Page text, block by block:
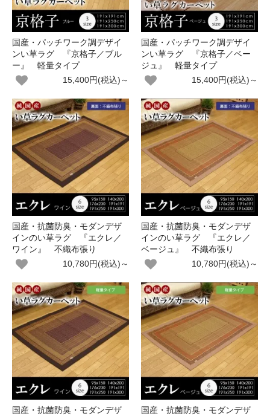
国産・パッチワーク調デザイ
ンい草ラグ 『京格子／ブル
ー』 軽量タイプ
15,400円(税込)～
国産・パッチワーク調デザイ
ンい草ラグ 『京格子／ベー
ジュ』 軽量タイプ
15,400円(税込)～
国産・抗菌防臭・モダンデザ
インのい草ラグ 『エクレ／
ワイン』 不織布張り
10,780円(税込)～
国産・抗菌防臭・モダンデザ
インのい草ラグ 『エクレ／
ベージュ』 不織布張り
10,780円(税込)～
国産・抗菌防臭・モダンデザ
国産・抗菌防臭・モダンデザ